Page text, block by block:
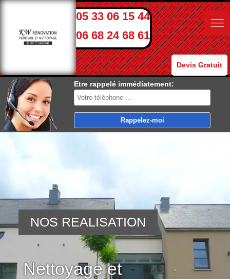
05 33 06 15 44
06 68 24 68 61
Devis Gratuit
Etre rappelé immédiatement:
Nettoyage et
NOS REALISATION